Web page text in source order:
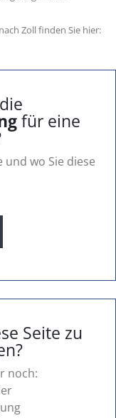
Zoll finden Sie hier:
für eine
und wo Sie diese
Seite zu
noch: